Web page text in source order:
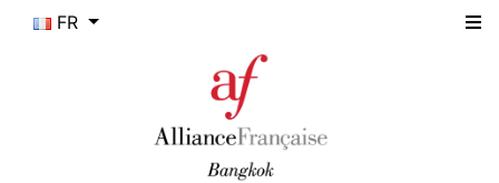
FR